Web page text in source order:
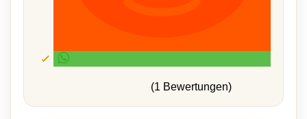
(1 Bewertungen)